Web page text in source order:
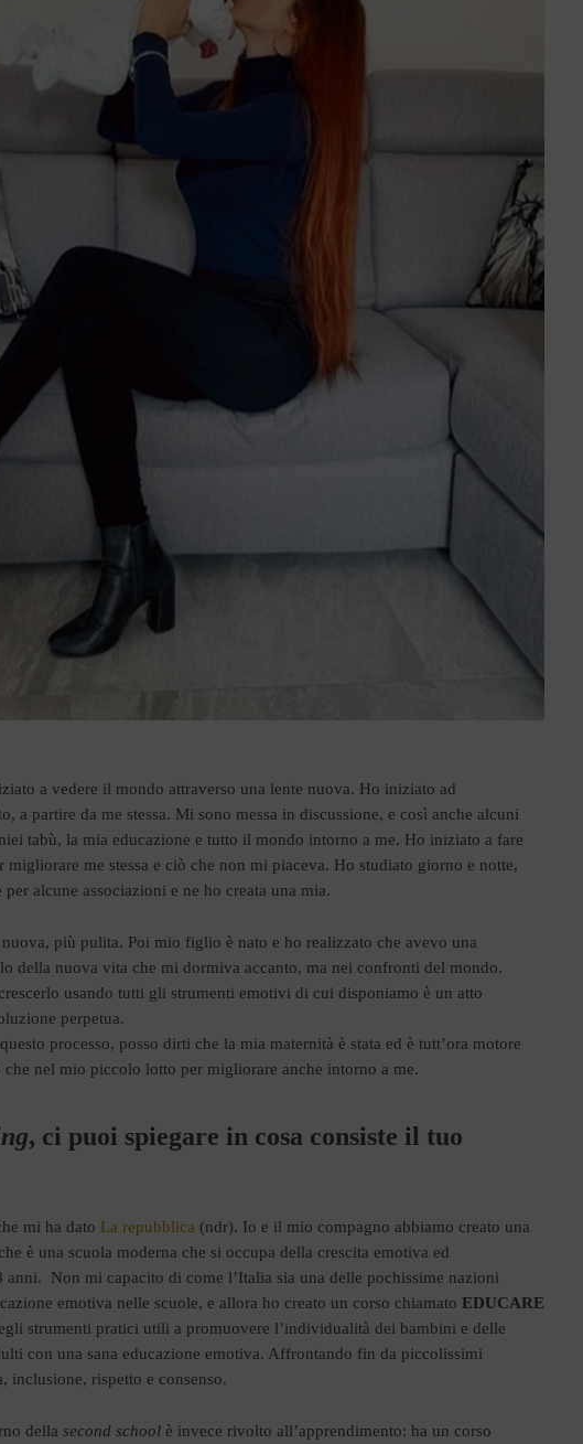
a vedere il mondo attraverso una lente nuova. Ho iniziato ad
a partire da me stessa. Mi sono messa in discussione, e così anche alcuni
tabù, la mia educazione e tutto il mondo intorno a me. Ho iniziato a fare
migliorare me stessa e ciò che non mi piaceva. Ho studiato giorno e notte,
alcune associazioni e ne ho creata una mia.
più pulita. Poi mio figlio è nato e ho realizzato che avevo una
della nuova vita che mi dormiva accanto, ma nei confronti del mondo.
usando tutti gli strumenti emotivi di cui disponiamo è un atto
perpetua.
processo, posso dirti che la mia maternità è stata ed è tutt’ora motore
nel mio piccolo lotto per migliorare anche intorno a me.
, ci puoi spiegare in cosa consiste il tuo
mi ha dato La repubblica (ndr). Io e il mio compagno abbiamo creato una
è una scuola moderna che si occupa della crescita emotiva ed
Non mi capacito di come l’Italia sia una delle pochissime nazioni
emotiva nelle scuole, e allora ho creato un corso chiamato EDUCARE
strumenti pratici utili a promuovere l’individualità dei bambini e delle
con una sana educazione emotiva. Affrontando fin da piccolissimi
inclusione, rispetto e consenso.
della second school è invece rivolto all’apprendimento: ha un corso